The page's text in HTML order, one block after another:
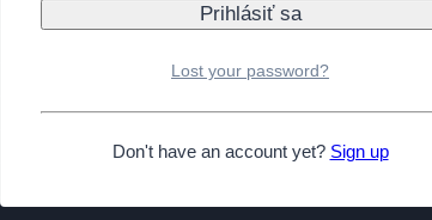
Lost your password?
Don't have an account yet? Sign up